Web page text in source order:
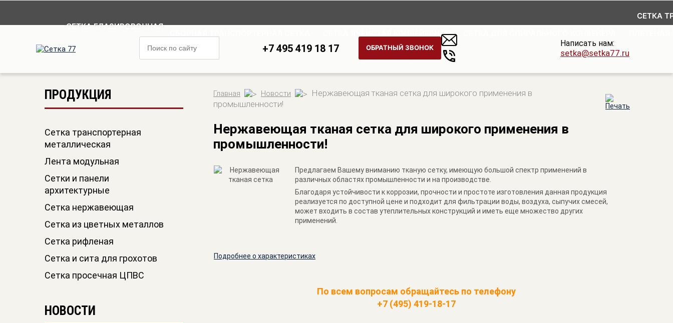
СЕТКА
СЕТКА ГЛАЗИРОВОЧНАЯ
СЕТКА ЯЧЕИСТАЯ КОНВЕЙЕРНАЯ
+7 495 419 18 17 ОБРАТНЫЙ ЗВОНОК Написать нам:
setka@setka77.ru
ПРОДУКЦИЯ
Сетка транспортерная
металлическая
Лента модульная
Cетки и панели
архитектурные
Сетка нержавеющая
Сетка из цветных металлов
Сетка рифленая
Сетка и сита для грохотов
Сетка просечная ЦПВС
НОВОСТИ
Главная Новости
Нержавеющая тканая сетка для широкого применения в
промышленности!
Нержавеющая тканая сетка для широкого применения в
промышленности!
Предлагаем Вашему вниманию тканую сетку, имеющую большой спектр применений в
различных областях промышленности и на производстве.
Благодаря устойчивости к коррозии, прочности и простоте изготовления данная продукция
реализуется по доступной цене и подходит для фильтрации воды, воздуха, сыпучих смесей,
может входить в состав утеплительных конструкций и иметь еще множество других
применений.
Подробнее о характеристиках
По всем вопросам обращайтесь по телефону
+7 (495) 419-18-17